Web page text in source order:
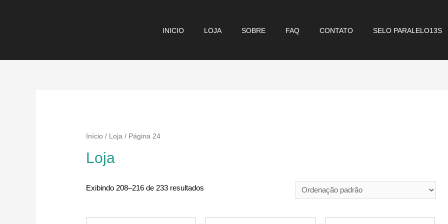
INICIO LOJA SOBRE FAQ CONTATO SELO PARALELO13S
Início / Loja / Página 24
Loja
Exibindo 208–216 de 233 resultados